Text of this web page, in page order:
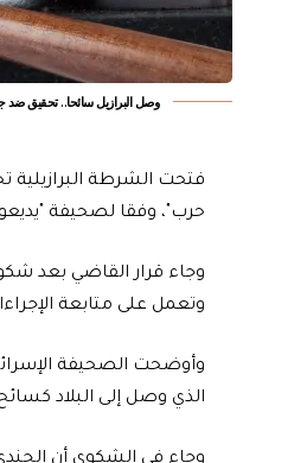
وصل البرازيل سائحا.. تحقيق
فتحت الشرطة البرازيلية
حرب"، وفقا لصحيفة
وجاء قرار القاضي بعد
وتعمل على متابعة
وأوضحت الصحيفة
الذي وصل إلى البلاد